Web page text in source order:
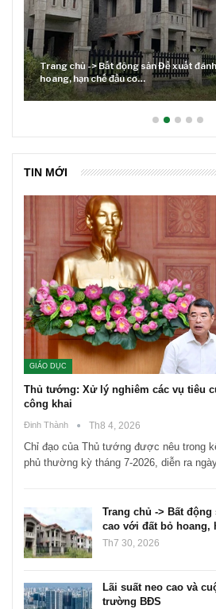
Trang chủ -> Bất động sản Đề xuất đánh thuế
hoang, hạn chế đầu cơ…
TIN MỚI
GIÁO DỤC
Thủ tướng: Xử lý nghiêm các vụ tiêu
công khai
Đinh Thành Th8 4, 2026
Chỉ đạo của Thủ tướng được nêu trong
phủ thường kỳ tháng 7-2026, diễn ra
Trang chủ -> Bất
cao với đất bỏ hoang,
Th7 30, 2026
Lãi suất neo cao và
trường BĐS